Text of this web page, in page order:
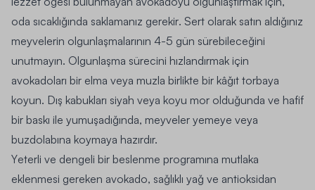
oda sıcaklığında saklamanız gerekir. Sert olarak satın aldığınız
meyvelerin olgunlaşmalarının 4-5 gün sürebileceğini
unutmayın. Olgunlaşma sürecini hızlandırmak için
avokadoları bir elma veya muzla birlikte bir kâğıt torbaya
koyun. Dış kabukları siyah veya koyu mor olduğunda ve hafif
bir baskı ile yumuşadığında, meyveler yemeye veya
buzdolabına koymaya hazırdır.
Yeterli ve dengeli bir beslenme programına mutlaka
eklenmesi gereken avokado, sağlıklı yağ ve antioksidan